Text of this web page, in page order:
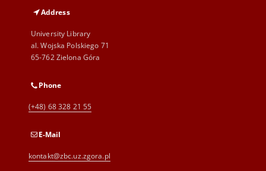
Address
University Library
al. Wojska Polskiego 71
65-762 Zielona Góra
Phone
(+48) 68 328 21 55
E-Mail
kontakt@zbc.uz.zgora.pl